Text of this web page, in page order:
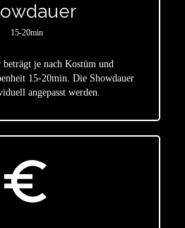
15-20min
beträgt je nach Kostüm und
15-20min. Die Showdauer
angepasst werden.
euro_symbol